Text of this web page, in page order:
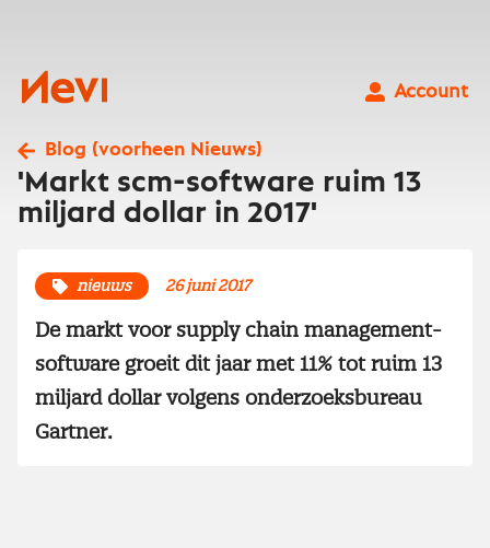
Nevi
Account
Blog (voorheen Nieuws)
'Markt scm-software ruim 13
miljard dollar in 2017'
nieuws 26 juni 2017
De markt voor supply chain management-
software groeit dit jaar met 11% tot ruim 13
miljard dollar volgens onderzoeksbureau
Gartner.